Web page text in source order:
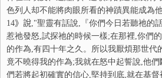
色列人却不能將肉眼所看的神蹟異能成為
14》說,"聖靈有話說,『你們今日若聽祂的
惹祂發怒,試探祂的時候一樣;在那裡,你們
的作為,有四十年之久。所以我厭煩那世代
竟不曉得我的作為;我就在怒中起誓說,他
們若將起初確實的信心,堅持到底,就在基督